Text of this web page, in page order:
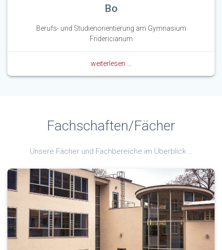
Bo
Berufs- und Studienorientierung am Gymnasium
Fridericianum
weiterlesen …
Fachschaften/Fächer
Unsere Fächer und Fachbereiche im Überblick …